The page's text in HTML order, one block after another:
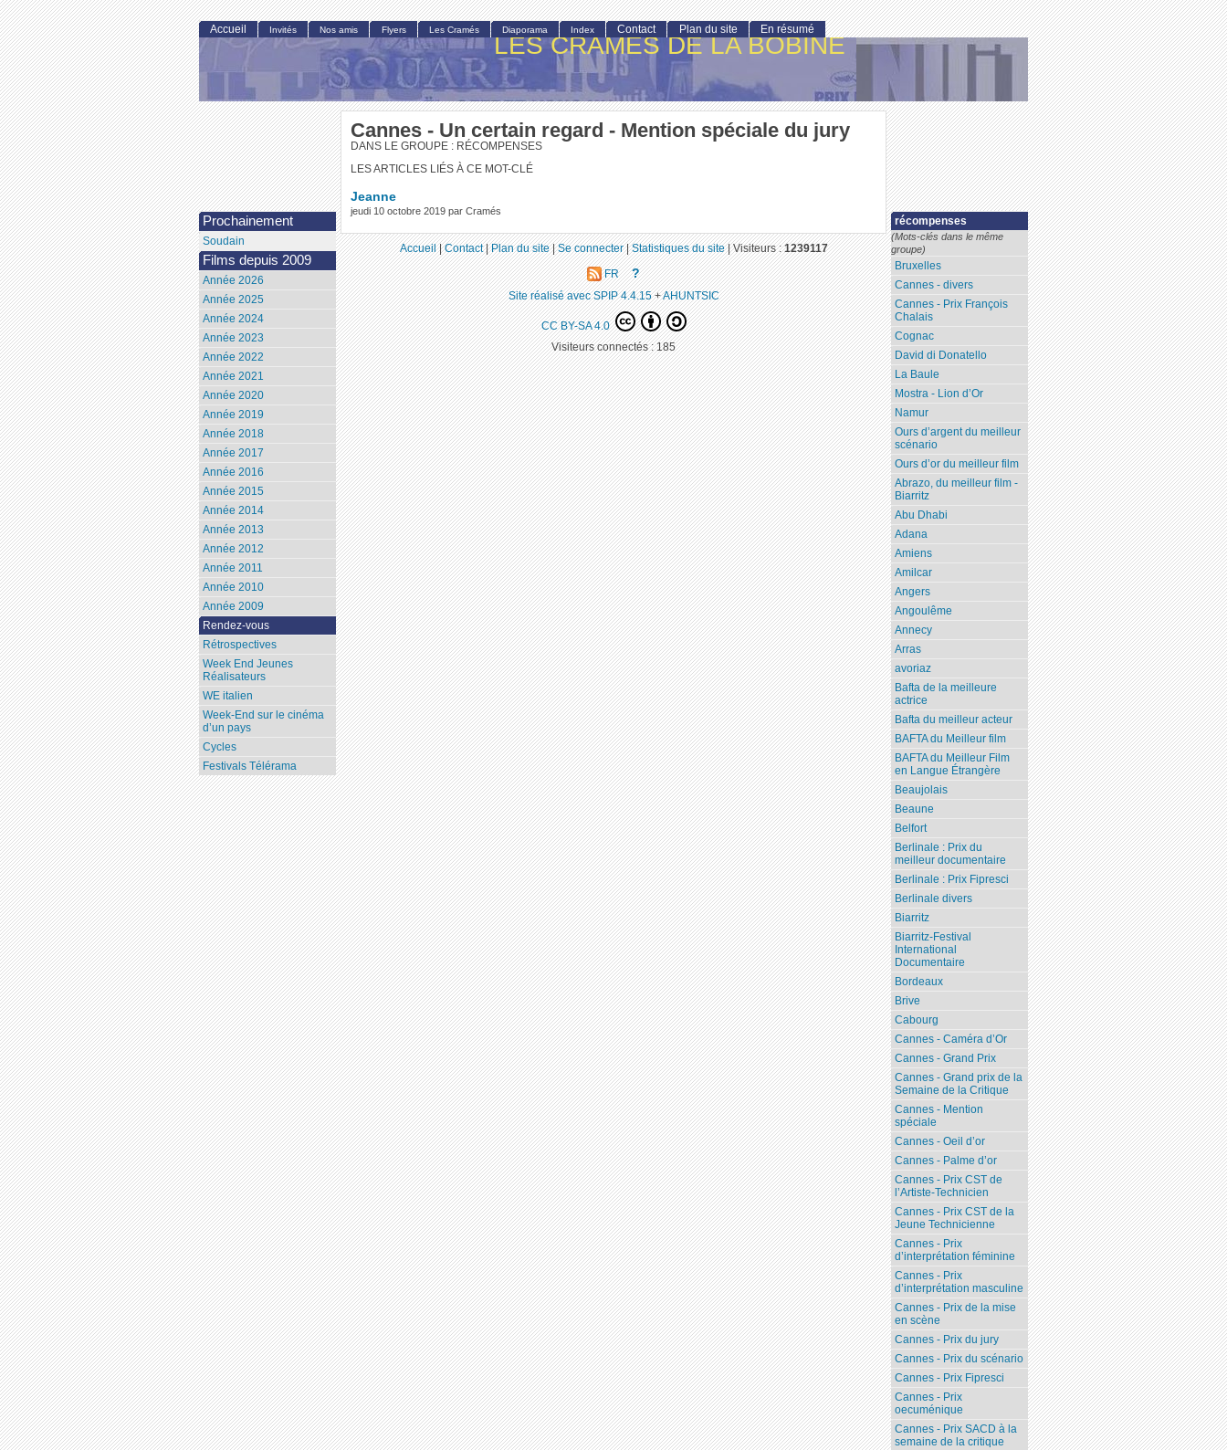
LES CRAMÉS DE LA BOBINE
Cannes - Un certain regard - Mention spéciale du jury
DANS LE GROUPE : RÉCOMPENSES
LES ARTICLES LIÉS À CE MOT-CLÉ
Jeanne
jeudi 10 octobre 2019 par Cramés
récompenses
(Mots-clés dans le même
groupe)
Bruxelles
Cannes - divers
Cannes - Prix François
Chalais
Cognac
David di Donatello
La Baule
Mostra - Lion d’Or
Namur
Ours d’argent du meilleur
scénario
Ours d’or du meilleur film
Abrazo, du meilleur film -
Biarritz
Abu Dhabi
Adana
Amiens
Amilcar
Angers
Angoulême
Annecy
Arras
avoriaz
Bafta de la meilleure
actrice
Bafta du meilleur acteur
BAFTA du Meilleur film
BAFTA du Meilleur Film
en Langue Étrangère
Beaujolais
Beaune
Belfort
Berlinale : Prix du
meilleur documentaire
Berlinale : Prix Fipresci
Berlinale divers
Biarritz
Biarritz-Festival
International
Documentaire
Bordeaux
Brive
Cabourg
Cannes - Caméra d’Or
Cannes - Grand Prix
Cannes - Grand prix de la
Semaine de la Critique
Cannes - Mention
spéciale
Cannes - Oeil d’or
Cannes - Palme d’or
Cannes - Prix CST de
l’Artiste-Technicien
Cannes - Prix CST de la
Jeune Technicienne
Cannes - Prix
d’interprétation féminine
Cannes - Prix
d’interprétation masculine
Cannes - Prix de la mise
en scène
Cannes - Prix du jury
Cannes - Prix du scénario
Cannes - Prix Fipresci
Cannes - Prix
oecuménique
Cannes - Prix SACD à la
semaine de la critique
Accueil Invités Nos amis Flyers Les Cramés Diaporama Index Contact Plan du site En résumé
Prochainement
Soudain
Films depuis 2009
Année 2026
Année 2025
Année 2024
Année 2023
Année 2022
Année 2021
Année 2020
Année 2019
Année 2018
Année 2017
Année 2016
Année 2015
Année 2014
Année 2013
Année 2012
Année 2011
Année 2010
Année 2009
Rendez-vous
Rétrospectives
Week End Jeunes
Réalisateurs
WE italien
Week-End sur le cinéma
d’un pays
Cycles
Festivals Télérama
Accueil|Contact|Plan du site|Se connecter|Statistiques du site|Visiteurs :1239117
FR ?
Site réalisé avec SPIP 4.4.15+AHUNTSIC
CC BY-SA 4.0
Visiteurs connectés :185